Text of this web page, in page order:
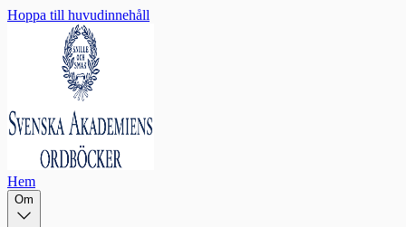
Hoppa till huvudinnehåll
Hem
Om